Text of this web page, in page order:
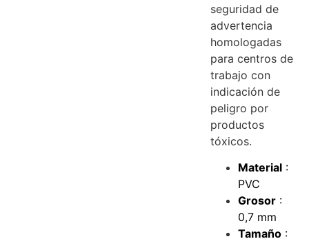
seguridad de
advertencia
homologadas
para centros de
trabajo con
indicación de
peligro por
productos
tóxicos.
Material :
PVC
Grosor :
0,7 mm
Tamaño :